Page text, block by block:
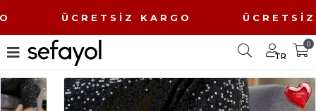
ÜCRETSİZ KARGO
TR
0